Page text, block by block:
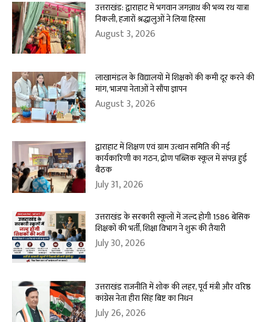
उत्तराखंड: द्वाराहाट में भगवान जगन्नाथ की भव्य रथ यात्रा
निकली, हजारों श्रद्धालुओं ने लिया हिस्सा
August 3, 2026
लाखामंडल के विद्यालयों में शिक्षकों की कमी दूर करने की
मांग, भाजपा नेताओं ने सौंपा ज्ञापन
August 3, 2026
द्वाराहाट में शिक्षण एवं ग्राम उत्थान समिति की नई
कार्यकारिणी का गठन, द्रोण पब्लिक स्कूल में संपन्न हुई
बैठक
July 31, 2026
उत्तराखंड के सरकारी स्कूलों में जल्द होगी 1586 बेसिक
शिक्षकों की भर्ती, शिक्षा विभाग ने शुरू की तैयारी
July 30, 2026
उत्तराखंड राजनीति में शोक की लहर, पूर्व मंत्री और वरिष्ठ
कांग्रेस नेता हीरा सिंह बिष्ट का निधन
July 26, 2026